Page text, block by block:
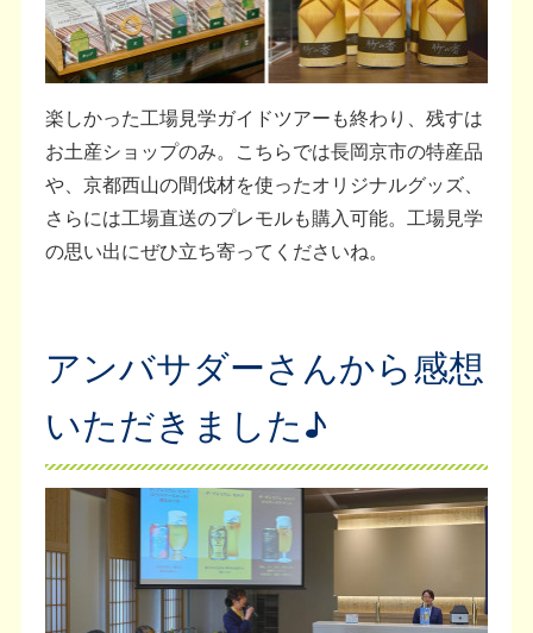
楽しかった工場見学ガイドツアーも終わり、残すは
お土産ショップのみ。こちらでは長岡京市の特産品
や、京都西山の間伐材を使ったオリジナルグッズ、
さらには工場直送のプレモルも購入可能。工場見学
の思い出にぜひ立ち寄ってくださいね。
アンバサダーさんから感想
いただきました♪